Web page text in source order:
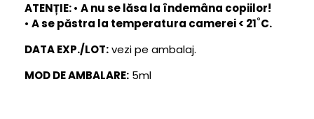
ATENȚIE:• A nu se lăsa la îndemâna copiilor!
• A se păstra la temperatura camerei < 21˚C.
DATA EXP./LOT:vezi pe ambalaj.
MOD DE AMBALARE: 5ml